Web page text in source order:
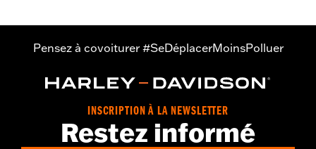
Pensez à covoiturer #SeDéplacerMoinsPolluer
INSCRIPTION À LA NEWSLETTER
Restez informé